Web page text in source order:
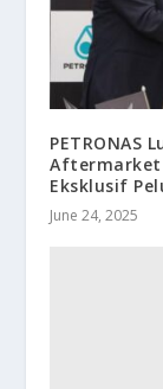
PETRONAS
Eksklusif
June 24, 2025